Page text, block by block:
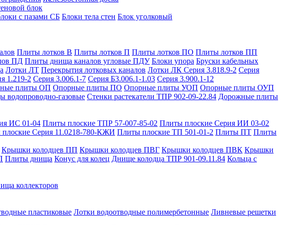
блок
с пазами СБ Блоки тела стен Блок уголковый
Плиты лотков В Плиты лотков П Плиты лотков ПО Плиты лотков ПП
ПД Плиты днища каналов угловые ПДУ Блоки упора Бруски кабельных
Лотки ЛТ Перекрытия лотковых каналов Лотки ЛК Серия 3.818.9-2 Серия
1.219-2 Серия 3.006.1-7 Серия Б3.006.1-1.03 Серия 3.900.1-12
плиты ОП Опорные плиты ПО Опорные плиты УОП Опорные плиты ОУП
водопроводно-газовые Стенки растекатели ТПР 902-09-22.84 Дорожные плиты
ИС 01-04 Плиты плоские ТПР 57-007-85-02 Плиты плоские Серия ИИ 03-02
Серия 11.0218-780-КЖИ Плиты плоские ТП 501-01-2 Плиты ПТ Плиты
Крышки колодцев ПП Крышки колодцев ПВГ Крышки колодцев ПВК Крышки
Плиты днища Конус для колец Днище колодца ТПР 901-09.11.84 Кольца с
коллекторов
пластиковые Лотки водоотводные полимербетонные Ливневые решетки